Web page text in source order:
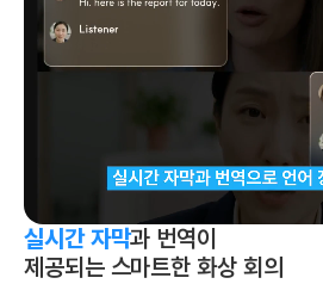
실시간 자막과 번역이
제공되는 스마트한 화상 회의